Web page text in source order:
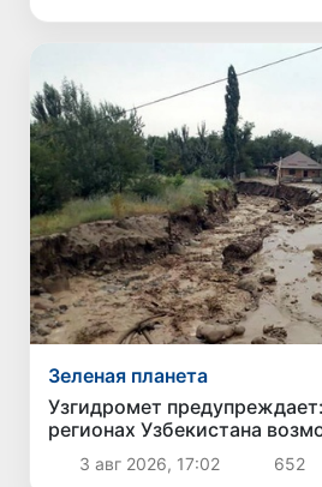
Зеленая планета
Узгидромет
регионах Узбекистана
паводки
3 авг 2026, 17:02 652